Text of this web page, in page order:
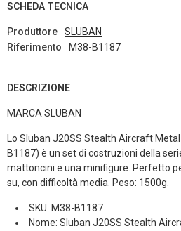
SCHEDA TECNICA
Produttore
SLUBAN
Riferimento
M38-B1187
DESCRIZIONE
MARCA SLUBAN
Lo Sluban J20SS Stealth Aircraft
B1187) è un set di costruzioni della
mattoncini e una minifigure. Perfetto
su, con difficoltà media. Peso: 1500g.
SKU: M38-B1187
Nome: Sluban J20SS Stealth